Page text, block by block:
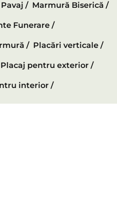
Pavaj / Marmură Biserică /
Funerare /
/ Placări verticale /
Placaj pentru exterior /
interior /